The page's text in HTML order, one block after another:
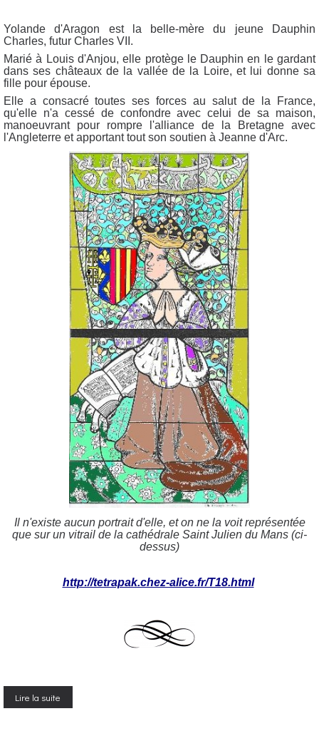
Yolande d'Aragon est la belle-mère du jeune Dauphin
Charles, futur Charles VII.
Marié à Louis d'Anjou, elle protège le Dauphin en le gardant
dans ses châteaux de la vallée de la Loire, et lui donne sa
fille pour épouse.
Elle a consacré toutes ses forces au salut de la France,
qu'elle n'a cessé de confondre avec celui de sa maison,
manoeuvrant pour rompre l'alliance de la Bretagne avec
l'Angleterre et apportant tout son soutien à Jeanne d'Arc.
Il n'existe aucun portrait d'elle, et on ne la voit représentée
que sur un vitrail de la cathédrale Saint Julien du Mans (ci-
dessus)
http://tetrapak.chez-alice.fr/T18.html
Lire la suite